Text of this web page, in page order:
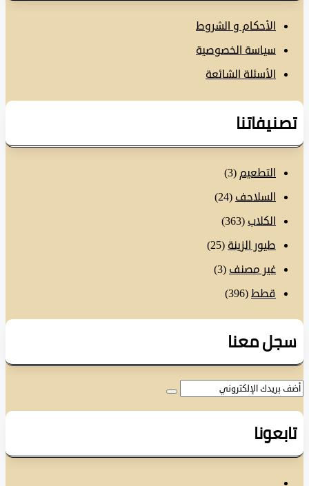
الأحكام و الشروط
سياسة الخصوصية
الأسئلة الشائعة
التطعيم(3)
السلاحف(24)
الكلاب(363)
طيور الزينة (25)
غير مصنف(3)
قطط
(396)
معنا